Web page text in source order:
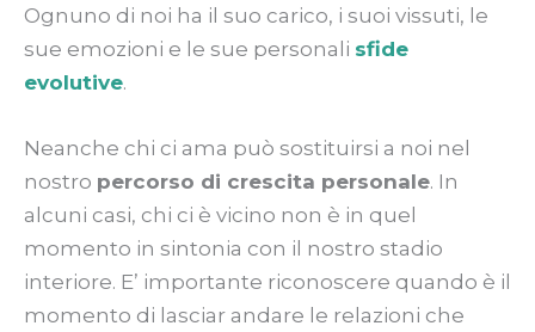
Ognuno di noi ha il suo carico, i suoi vissuti, le
sue emozioni e le sue personali sfide
evolutive.
Neanche chi ci ama può sostituirsi a noi nel
nostro percorso di crescita personale. In
alcuni casi, chi ci è vicino non è in quel
momento in sintonia con il nostro stadio
interiore. E’ importante riconoscere quando è il
momento di lasciar andare le relazioni che